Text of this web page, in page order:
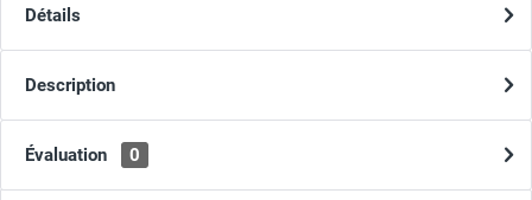
Détails
Description
Évaluation 0